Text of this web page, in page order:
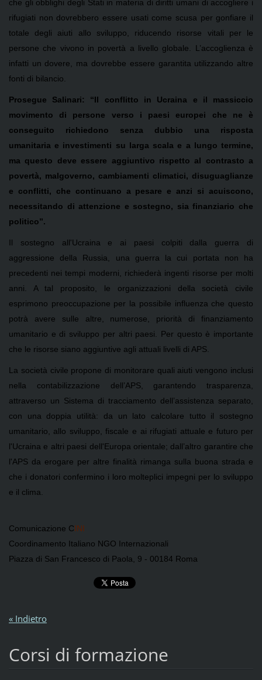
che gli obblighi degli Stati in materia di diritti umani di accogliere i
rifugiati non dovrebbero essere usati come scusa per gonfiare il
totale degli aiuti allo sviluppo, riducendo risorse vitali per le
persone che vivono in povertà a livello globale. L’accoglienza è
infatti un dovere, ma dovrebbe essere garantita utilizzando altre
fonti di bilancio.
Prosegue Salinari: “Il conflitto in Ucraina e il massiccio
movimento di persone verso i paesi europei che ne è
conseguito richiedono senza dubbio una risposta
umanitaria e investimenti su larga scala e a lungo termine,
ma questo deve essere aggiuntivo rispetto al contrasto a
povertà, malgoverno, cambiamenti climatici, disuguaglianze
e conflitti, che continuano a pesare e anzi si acuiscono,
necessitando di attenzione e sostegno, sia finanziario che
politico”.
Il sostegno all'Ucraina e ai paesi colpiti dalla guerra di
aggressione della Russia, una guerra la cui portata non ha
precedenti nei tempi moderni, richiederà ingenti risorse per molti
anni. A tal proposito, le organizzazioni della società civile
esprimono preoccupazione per la possibile influenza che questo
potrà avere sulle altre, numerose, priorità di finanziamento
umanitario e di sviluppo per altri paesi. Per questo è importante
che le risorse siano aggiuntive agli attuali livelli di APS.
La società civile propone di monitorare quali aiuti vengono inclusi
nella contabilizzazione dell’APS, garantendo trasparenza,
attraverso un Sistema di tracciamento dell’assistenza separato,
con una doppia utilità: da un lato calcolare tutto il sostegno
umanitario, allo sviluppo, fiscale e ai rifugiati attuale e futuro per
l'Ucraina e altri paesi dell'Europa orientale; dall’altro garantire che
l'APS da erogare per altre finalità rimanga sulla buona strada e
che i donatori confermino i loro molteplici impegni per lo sviluppo
e il clima.
Comunicazione CINI
Coordinamento Italiano NGO Internazionali
Piazza di San Francesco di Paola, 9 - 00184 Roma
« Indietro
Corsi di formazione